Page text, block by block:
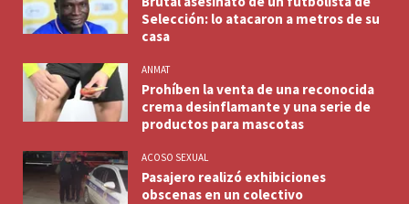
Selección: lo atacaron a metros de su
casa
ANMAT
Prohíben la venta de una reconocida
crema desinflamante y una serie de
productos para mascotas
ACOSO SEXUAL
Pasajero realizó exhibiciones
obscenas en un colectivo